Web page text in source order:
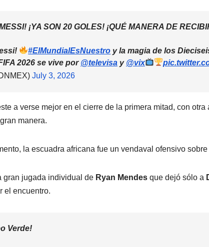
¡YA SON 20 GOLES! ¡QUÉ MANERA DE
#ElMundialEsNuestro y la magia de los
2026 se vive por @televisa y @vix
July 3, 2026
a verse mejor en el cierre de la primera mitad, con otra
manera.
la escuadra africana fue un vendaval ofensivo
gran jugada individual de Ryan Mendes que dejó sólo a
el encuentro.
Verde!